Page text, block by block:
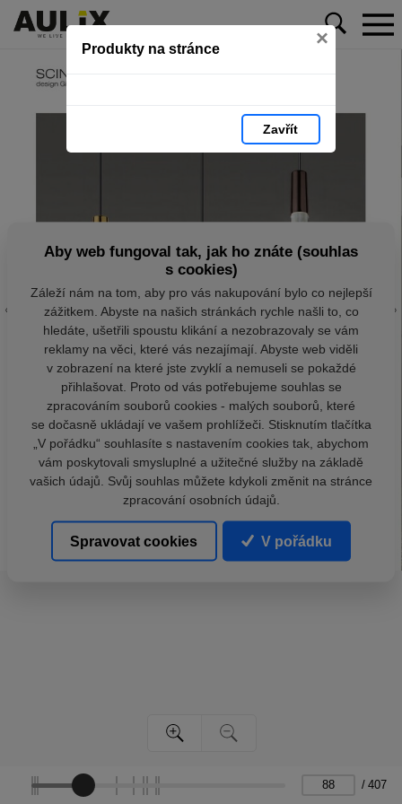
Produkty na stránce ×
Zavřít
/ 407
Aby web fungoval tak, jak ho znáte (souhlas
s cookies)
Záleží nám na tom, aby pro vás nakupování bylo co nejlepší
zážitkem. Abyste na našich stránkách rychle našli to, co
hledáte, ušetřili spoustu klikání a nezobrazovaly se vám
reklamy na věci, které vás nezajímají. Abyste web viděli
v zobrazení na které jste zvyklí a nemuseli se pokaždé
přihlašovat. Proto od vás potřebujeme souhlas se
zpracováním souborů cookies - malých souborů, které
se dočasně ukládají ve vašem prohlížeči. Stisknutím tlačítka
„V pořádku“ souhlasíte s nastavením cookies tak, abychom
vám poskytovali smysluplné a užitečné služby na základě
vašich údajů. Svůj souhlas můžete kdykoli změnit na stránce
zpracování osobních údajů.
Spravovat cookies V pořádku